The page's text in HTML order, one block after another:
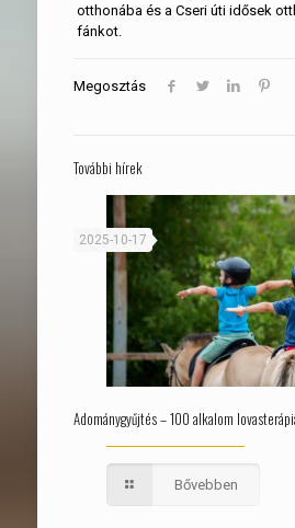
otthonába és a Cseri úti idősek
fánkot.
Megosztás
További hírek
2025-10-17
Adománygyűjtés – 100 alkalom
Bővebben